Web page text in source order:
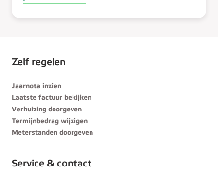
Zelf regelen
Jaarnota inzien
Laatste factuur bekijken
Verhuizing doorgeven
Termijnbedrag wijzigen
Meterstanden doorgeven
Service & contact